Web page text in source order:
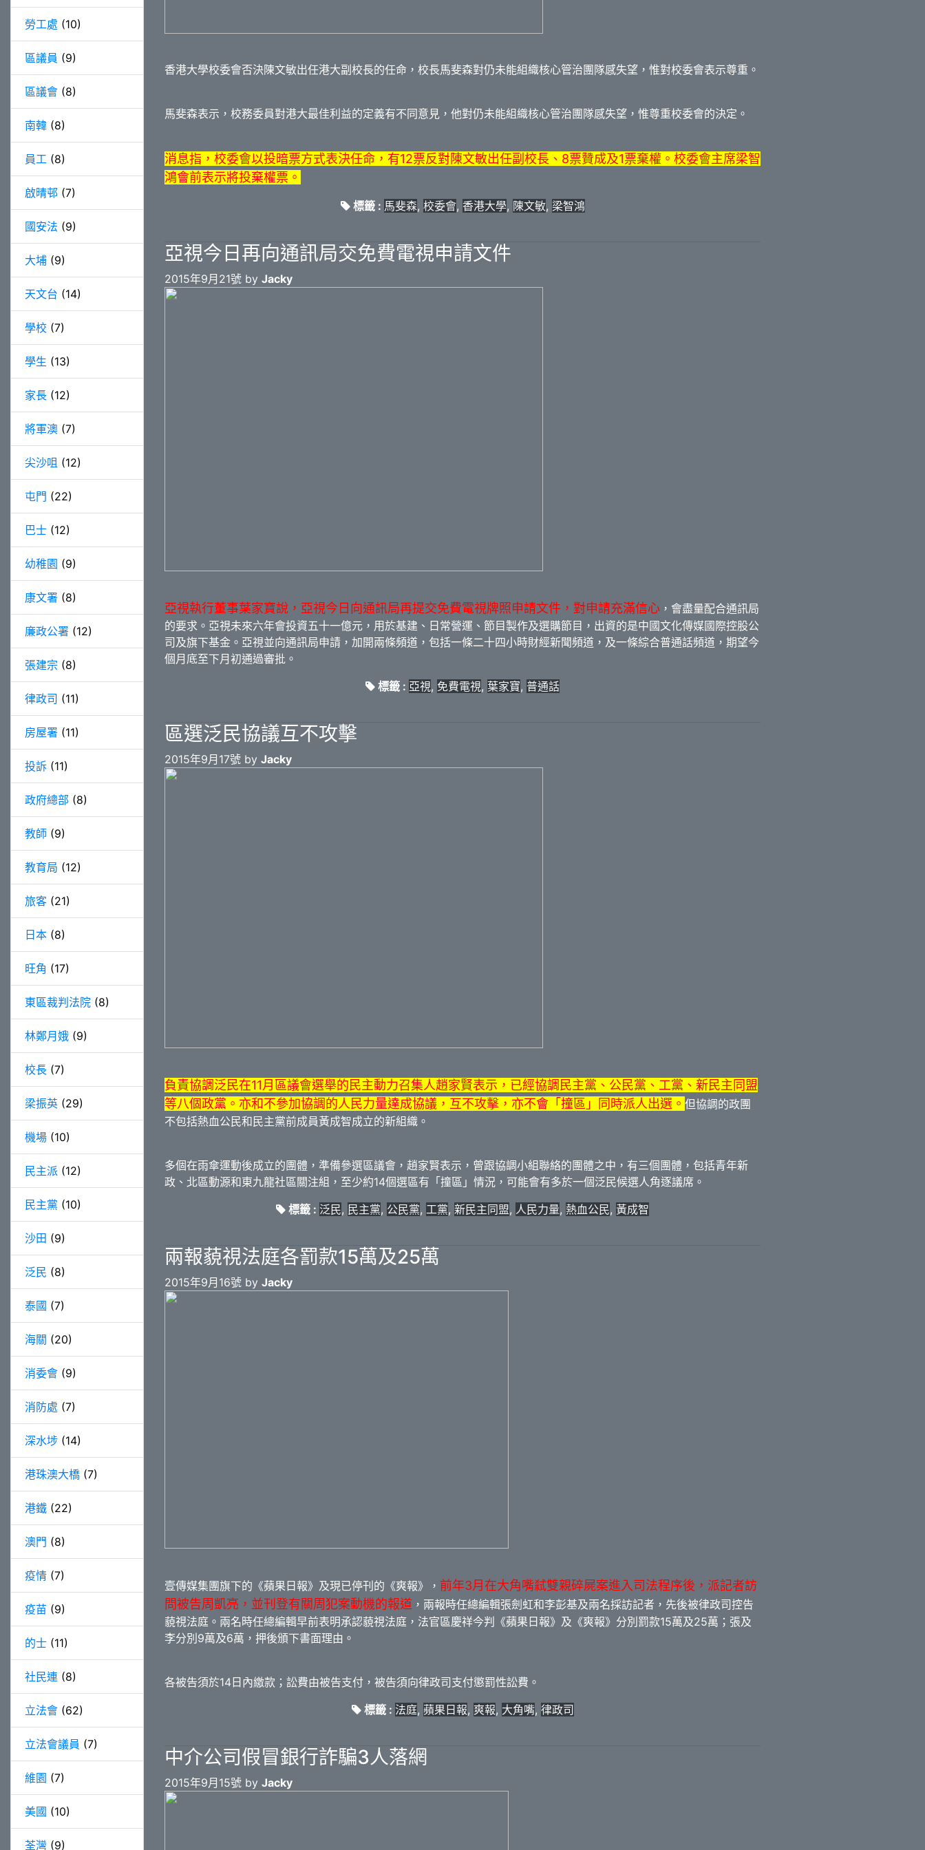
勞工處 (10)
區議員 (9)
區議會 (8)
南韓 (8)
員工 (8)
啟晴邨 (7)
國安法 (9)
大埔 (9)
天文台 (14)
學校 (7)
學生 (13)
家長 (12)
將軍澳 (7)
尖沙咀 (12)
屯門 (22)
巴士 (12)
幼稚園 (9)
康文署 (8)
廉政公署 (12)
張建宗 (8)
律政司 (11)
房屋署 (11)
投訴 (11)
政府總部 (8)
教師 (9)
教育局 (12)
旅客 (21)
日本 (8)
旺角 (17)
東區裁判法院 (8)
林鄭月娥 (9)
校長 (7)
梁振英 (29)
機場 (10)
民主派 (12)
民主黨 (10)
沙田 (9)
泛民 (8)
泰國 (7)
海關 (20)
消委會 (9)
消防處 (7)
深水埗 (14)
港珠澳大橋 (7)
港鐵 (22)
澳門 (8)
疫情 (7)
疫苗 (9)
的士 (11)
社民連 (8)
立法會 (62)
立法會議員 (7)
維園 (7)
美國 (10)
荃灣 (9)
香港大學校委會否決陳文敏出任港大副校長的任命，校長馬斐森對仍未能組織核心管治團隊感失望，惟對校委會表示尊重。
馬斐森表示，校務委員對港大最佳利益的定義有不同意見，他對仍未能組織核心管治團隊感失望，惟尊重校委會的決定。
消息指，校委會以投暗票方式表決任命，有12票反對陳文敏出任副校長、8票贊成及1票棄權。校委會主席梁智
鴻會前表示將投棄權票。
標籤 : 馬斐森, 校委會, 香港大學, 陳文敏, 梁智鴻
亞視今日再向通訊局交免費電視申請文件
2015年9月21號 by Jacky
亞視執行董事葉家寶說，亞視今日向通訊局再提交免費電視牌照申請文件，對申請充滿信心 ，會盡量配合通訊局
的要求。亞視未來六年會投資五十一億元，用於基建、日常營運、節目製作及選購節目，出資的是中國文化傳媒國際控股公
司及旗下基金。亞視並向通訊局申請，加開兩條頻道，包括一條二十四小時財經新聞頻道，及一條綜合普通話頻道，期望今
個月底至下月初通過審批。
標籤 : 亞視, 免費電視, 葉家寶, 普通話
區選泛民協議互不攻擊
2015年9月17號 by Jacky
負責協調泛民在11月區議會選舉的民主動力召集人趙家賢表示，已經協調民主黨、公民黨、工黨、新民主同盟
等八個政黨。亦和不參加協調的人民力量達成協議，互不攻擊，亦不會「撞區」同時派人出選。 但協調的政團
不包括熱血公民和民主黨前成員黃成智成立的新組織。
多個在雨傘運動後成立的團體，準備參選區議會，趙家賢表示，曾跟協調小組聯絡的團體之中，有三個團體，包括青年新
政、北區動源和東九龍社區關注組，至少約14個選區有「撞區」情況，可能會有多於一個泛民候選人角逐議席。
標籤 : 泛民, 民主黨, 公民黨, 工黨, 新民主同盟, 人民力量, 熱血公民, 黃成智
兩報藐視法庭各罰款15萬及25萬
2015年9月16號 by Jacky
壹傳媒集團旗下的《蘋果日報》及現已停刊的《爽報》， 前年3月在大角嘴弒雙親碎屍案進入司法程序後，派記者訪
問被告周凱亮，並刊登有關周犯案動機的報道 ，兩報時任總編輯張劍虹和李彭基及兩名採訪記者，先後被律政司控告
藐視法庭。兩名時任總編輯早前表明承認藐視法庭，法官區慶祥今判《蘋果日報》及《爽報》分別罰款15萬及25萬；張及
李分別9萬及6萬，押後頒下書面理由。
各被告須於14日內繳款；訟費由被告支付，被告須向律政司支付懲罰性訟費。
標籤 : 法庭, 蘋果日報, 爽報, 大角嘴, 律政司
中介公司假冒銀行詐騙3人落網
2015年9月15號 by Jacky